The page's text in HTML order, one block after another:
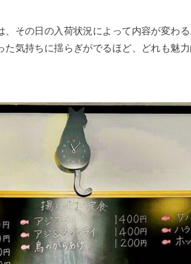
、その日の入荷状況によって内容が変わ
気持ちに揺らぎがでるほど、どれも魅力